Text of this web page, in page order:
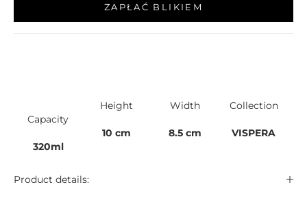
Capacity
320ml
Height
10 cm
Width
8.5 cm
Collection
VISPERA
Product details:
ZAPŁAĆ BLIKIEM